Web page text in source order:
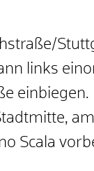
links
einbiegen.
Scala